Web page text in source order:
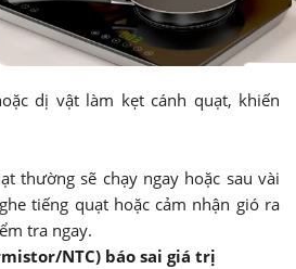
dị vật làm kẹt cánh quạt, khiến
thường sẽ chạy ngay hoặc sau vài
tiếng quạt hoặc cảm nhận gió ra
tra ngay.
NTC) báo sai giá trị